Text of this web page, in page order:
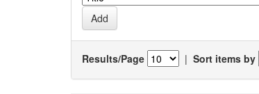
Results/Page | Sort items by